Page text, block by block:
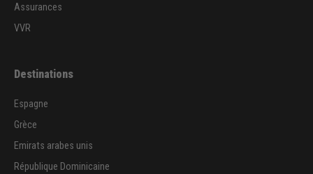
Assurances
VVR
Destinations
Espagne
Grèce
Emirats arabes unis
République Dominicaine